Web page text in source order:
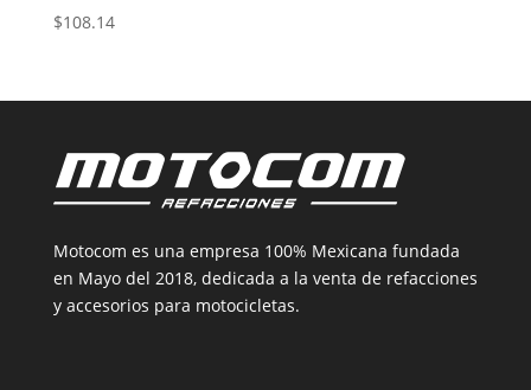
$108.14
Motocom es una empresa 100% Mexicana fundada
en Mayo del 2018, dedicada a la venta de refacciones
y accesorios para motocicletas.